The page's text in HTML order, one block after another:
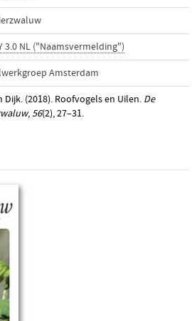
3.0 NL ("Naamsvermelding")
Amsterdam
Dijk. (2018). Roofvogels en Uilen. De
,56(2), 27–31.